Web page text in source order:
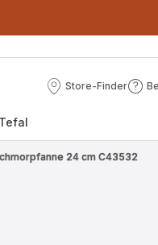
Store-Finder
Store-
24 cm C43532